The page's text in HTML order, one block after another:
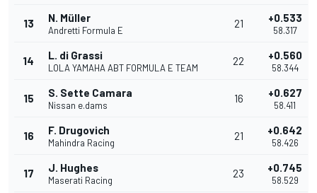
13 N. Müller
Andretti Formula E
21 +0.533
58.317
14 L. di Grassi
LOLA YAMAHA ABT FORMULA E TEAM
22 +0.560
58.344
15 S. Sette Camara
Nissan e.dams
16 +0.627
58.411
16 F. Drugovich
Mahindra Racing
21 +0.642
58.426
17 J. Hughes
Maserati Racing
23 +0.745
58.529